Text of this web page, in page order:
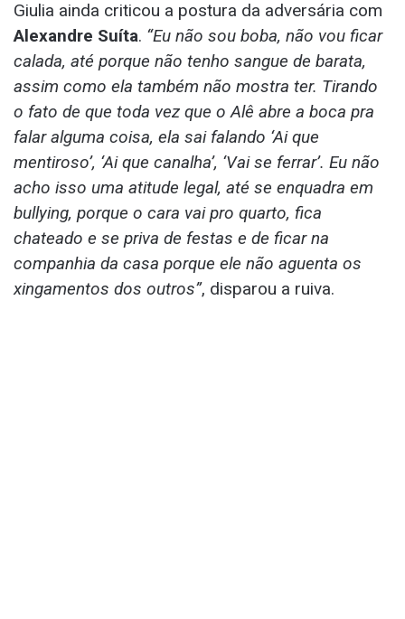
Giulia ainda criticou a postura da adversária com
Alexandre Suíta. “Eu não sou boba, não vou ficar
calada, até porque não tenho sangue de barata,
assim como ela também não mostra ter. Tirando
o fato de que toda vez que o Alê abre a boca pra
falar alguma coisa, ela sai falando ‘Ai que
mentiroso’, ‘Ai que canalha’, ‘Vai se ferrar’. Eu não
acho isso uma atitude legal, até se enquadra em
bullying, porque o cara vai pro quarto, fica
chateado e se priva de festas e de ficar na
companhia da casa porque ele não aguenta os
xingamentos dos outros”, disparou a ruiva.